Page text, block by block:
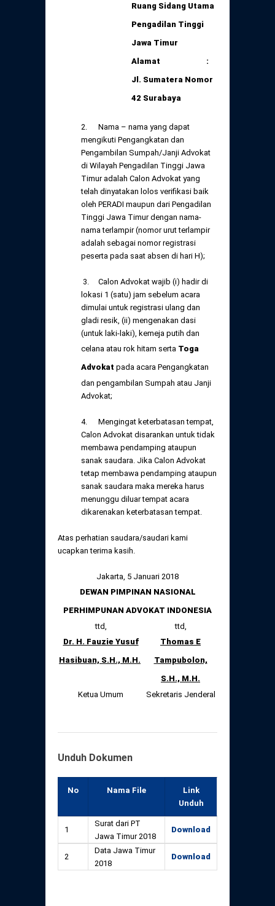
Ruang Sidang Utama
Pengadilan Tinggi
Jawa Timur
Alamat :
Jl. Sumatera Nomor
42 Surabaya
2. Nama – nama yang dapat
mengikuti Pengangkatan dan
Pengambilan Sumpah/Janji Advokat
di Wilayah Pengadilan Tinggi Jawa
Timur adalah Calon Advokat yang
telah dinyatakan lolos verifikasi baik
oleh PERADI maupun dari Pengadilan
Tinggi Jawa Timur dengan nama-
nama terlampir (nomor urut terlampir
adalah sebagai nomor registrasi
peserta pada saat absen di hari H);
3. Calon Advokat wajib (i) hadir di
lokasi 1 (satu) jam sebelum acara
dimulai untuk registrasi ulang dan
gladi resik, (ii) mengenakan dasi
(untuk laki-laki), kemeja putih dan
celana atau rok hitam serta Toga
Advokat pada acara Pengangkatan
dan pengambilan Sumpah atau Janji
Advokat;
4. Mengingat keterbatasan tempat,
Calon Advokat disarankan untuk tidak
membawa pendamping ataupun
sanak saudara. Jika Calon Advokat
tetap membawa pendamping ataupun
sanak saudara maka mereka harus
menunggu diluar tempat acara
dikarenakan keterbatasan tempat.
Atas perhatian saudara/saudari kami
ucapkan terima kasih.
Jakarta, 5 Januari 2018
DEWAN PIMPINAN NASIONAL
PERHIMPUNAN ADVOKAT INDONESIA
ttd,
ttd,
Dr. H. Fauzie Yusuf
Hasibuan, S.H., M.H.
Thomas E
Tampubolon,
S.H., M.H.
Ketua Umum
Sekretaris Jenderal
Unduh Dokumen
No Nama File
Link
Unduh
1
Surat dari PT
Jawa Timur 2018
Download
2
Data Jawa Timur
2018
Download